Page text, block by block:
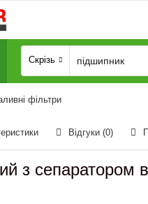
Скрізь
фільтри
Відгуки (0)
з сепаратором